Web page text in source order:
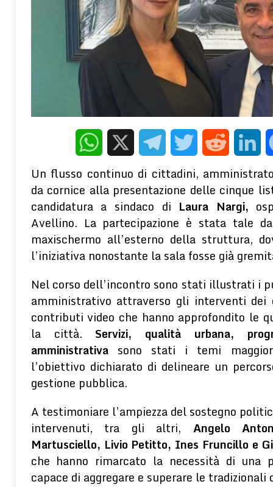
DENUNCIANO UN 65ENNE
CRONACA
[ 7 Agosto 2026 ] Targhe clonate, una frode sempre più
online e il caso delle “targhe polacche”
CAMPANIA
[ 7 Agosto 2026 ]
Le gioie della villeggiatura ad Avella fra Otto e
[ 5 Agosto 2026 ]
Gli effetti depressogeni del contesto
terapeutico della PNEI
WhatsApp
X TelegramTwitterReddit
Un flusso continuo di cittadini,
da cornice alla presentazione delle cinque
candidatura a sindaco di Laura Nargi,
Avellino. La partecipazione è stata tale
maxischermo all’esterno della struttura,
l’iniziativa nonostante la sala fosse già
Nel corso dell’incontro sono stati illustrati i
amministrativo attraverso gli interventi dei
contributi video che hanno approfondito le
la città. Servizi, qualità urbana,
amministrativa sono stati i temi
l’obiettivo dichiarato di delineare un
gestione pubblica.
A testimoniare l’ampiezza del sostegno
intervenuti, tra gli altri, Angelo
Martusciello, Livio Petitto, Ines Fruncillo e
che hanno rimarcato la necessità di una
capace di aggregare e superare le tradizionali